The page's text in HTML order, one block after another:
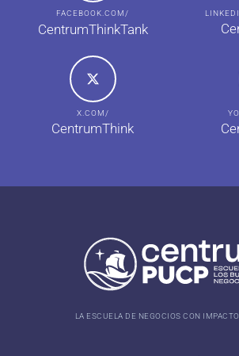
FACEBOOK.COM/
CentrumThinkTank
X.COM/
CentrumThink
LA ESCUELA DE NEGOCIOS CON